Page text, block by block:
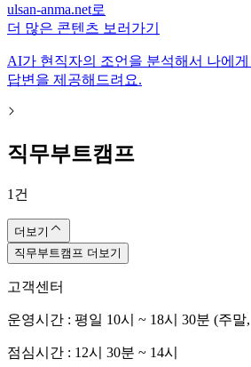
ulsan-anma.net로
더 많은 콘텐츠 보러가기
AI가 현직자의 조언을 분석해서 나에
답변을 제공해드려요.
직무부트캠프
1 건
더보기
직무부트캠프 더보기
고객센터
운영시간 : 평일 10시 ~ 18시 30분 (주
점심시간 : 12시 30분 ~ 14시